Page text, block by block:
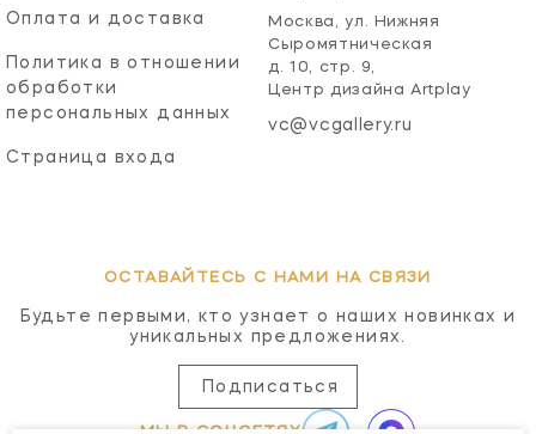
Оплата и доставка
Политика в отношении
обработки
персональных данных
Страница входа
Москва, ул. Нижняя
Сыромятническая
д. 10, стр. 9,
Центр дизайна Artplay
vc@vcgallery.ru
ОСТАВАЙТЕСЬ С НАМИ НА СВЯЗИ
Будьте первыми, кто узнает о наших новинках и
уникальных предложениях.
Подписаться